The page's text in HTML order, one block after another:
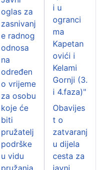
oglas za
zasnivanj
e radnog
odnosa
na
određen
o vrijeme
za osobu
koje će
biti
pružatelj
podrške
u vidu
pružanja
i u
ogranci
ma
Kapetan
ovići i
Kelami
Gornji (3.
i 4.faza)"
Obavijes
t o
zatvaranj
u dijela
cesta za
javni